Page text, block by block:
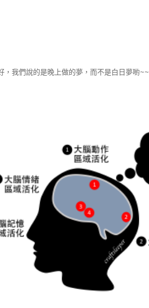
，我們說的是晚上做的夢，而不是白日夢喲~~